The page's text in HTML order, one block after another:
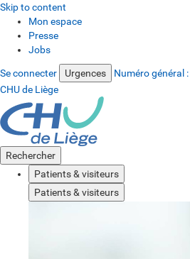
Skip to content
Mon espace
Presse
Jobs
Se connecter Urgences Numéro général :
CHU de Liège
Rechercher
Patients & visiteurs
Patients & visiteurs